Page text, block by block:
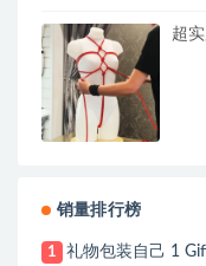
超
销量排行榜
1 礼物包装自己 1